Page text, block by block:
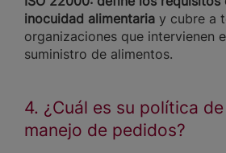
inocuidad alimentaria y cubre a
organizaciones que intervienen
suministro de alimentos.
4. ¿Cuál es su política
manejo de pedidos?